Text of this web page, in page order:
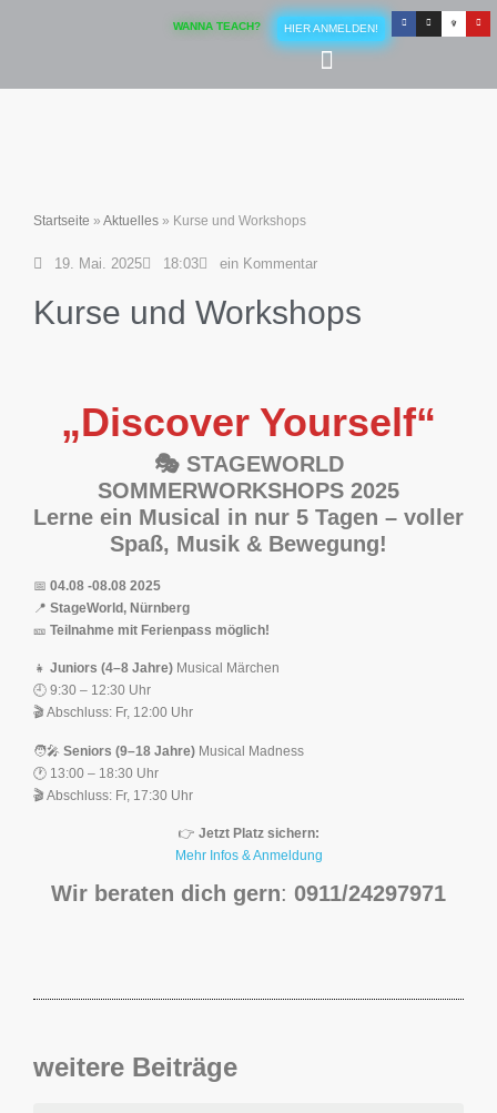
WANNA TEACH? HIER ANMELDEN!
Startseite » Aktuelles » Kurse und Workshops
19. Mai. 2025 18:03 ein Kommentar
Kurse und Workshops
„Discover Yourself“
🎭 STAGEWORLD
SOMMERWORKSHOPS 2025
Lerne ein Musical in nur 5 Tagen – voller
Spaß, Musik & Bewegung!
📅 04.08 -08.08 2025
📍 StageWorld, Nürnberg
🎫 Teilnahme mit Ferienpass möglich!
👧 Juniors (4–8 Jahre) Musical Märchen
🕘 9:30 – 12:30 Uhr
🎬 Abschluss: Fr, 12:00 Uhr
🧑‍🎤 Seniors (9–18 Jahre) Musical Madness
🕐 13:00 – 18:30 Uhr
🎬 Abschluss: Fr, 17:30 Uhr
👉 Jetzt Platz sichern:
Mehr Infos & Anmeldung
Wir beraten dich gern: 0911/24297971
weitere Beiträge